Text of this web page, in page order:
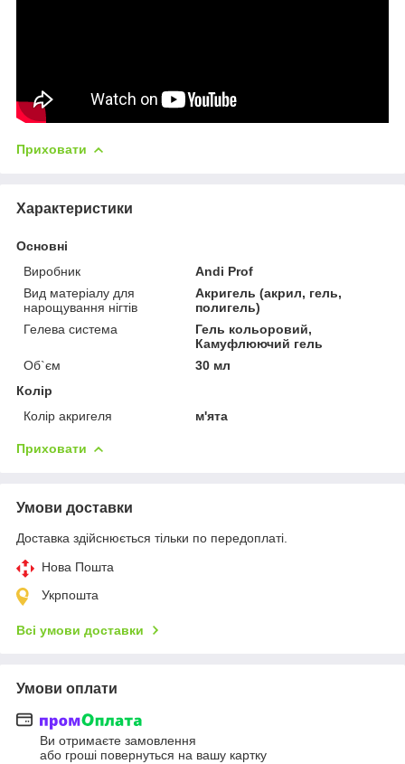
Приховати
Характеристики
Основні
Виробник
Andi Prof
Вид матеріалу для
нарощування нігтів
Акригель (акрил, гель,
полигель)
Гелева система
Гель кольоровий,
Камуфлюючий гель
Об`єм
30 мл
Колір
Колір акригеля
м'ята
Приховати
Умови доставки
Доставка здійснюється тільки по передоплаті.
Нова Пошта
Укрпошта
Всі умови доставки
Умови оплати
Ви отримаєте замовлення
або гроші повернуться на вашу картку